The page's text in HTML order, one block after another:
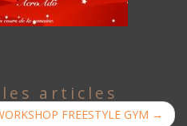
articles
FREESTYLE GYM →